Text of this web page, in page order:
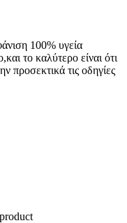
100% υγεία
το καλύτερο είναι ότι
προσεκτικά τις οδηγίες